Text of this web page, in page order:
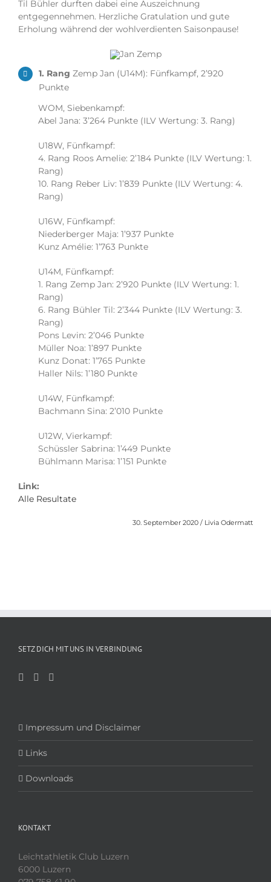
Til Bühler durften dabei eine Auszeichnung
entgegennehmen. Herzliche Gratulation und gute
Erholung während der wohlverdienten Saisonpause!
1. Rang Zemp Jan (U14M): Fünfkampf, 2’920
Punkte
WOM, Siebenkampf:
Abel Jana: 3’264 Punkte (ILV Wertung: 3. Rang)
U18W, Fünfkampf:
4. Rang Roos Amelie: 2’184 Punkte (ILV Wertung: 1.
Rang)
10. Rang Reber Liv: 1’839 Punkte (ILV Wertung: 4.
Rang)
U16W, Fünfkampf:
Niederberger Maja: 1’937 Punkte
Kunz Amélie: 1’763 Punkte
U14M, Fünfkampf:
1. Rang Zemp Jan: 2’920 Punkte (ILV Wertung: 1.
Rang)
6. Rang Bühler Til: 2’344 Punkte (ILV Wertung: 3.
Rang)
Pons Levin: 2’046 Punkte
Müller Noa: 1’897 Punkte
Kunz Donat: 1’765 Punkte
Haller Nils: 1’180 Punkte
U14W, Fünfkampf:
Bachmann Sina: 2’010 Punkte
U12W, Vierkampf:
Schüssler Sabrina: 1’449 Punkte
Bühlmann Marisa: 1’151 Punkte
Link:
Alle Resultate
30. September 2020 / Livia Odermatt
SETZ DICH MIT UNS IN VERBINDUNG
Impressum und Disclaimer
Links
Downloads
KONTAKT
Leichtathletik Club Luzern
6000 Luzern